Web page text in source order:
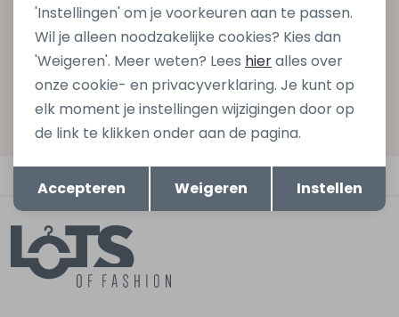
Aanmelden
Hoe we met je data omgaan? Bekijk dit in onze
privacyverklaring.
Terug Opslaan
'Instellingen' om je voorkeuren aan te passen.
Wil je alleen noodzakelijke cookies? Kies dan
'Weigeren'. Meer weten? Lees hieralles over
onze cookie- en privacyverklaring. Je kunt op
elk moment je instellingen wijzigingen door op
de link te klikken onder aan de pagina.
Accepteren Weigeren Instellen